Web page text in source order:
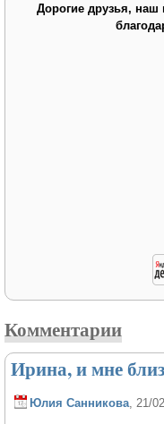
Дорогие друзья, наш
Комментарии
Ирина, и мне
Юлия Санникова, 21/